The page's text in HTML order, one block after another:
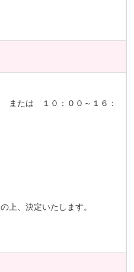
または １０：００～１６：
上、決定いたします。